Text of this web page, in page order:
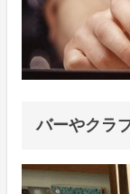
バーやクラ